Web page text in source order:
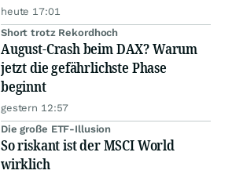
heute 17:01
Short trotz Rekordhoch
August-Crash beim DAX? Warum
jetzt die gefährlichste Phase
beginnt
gestern 12:57
Die große ETF-Illusion
So riskant ist der MSCI World
wirklich